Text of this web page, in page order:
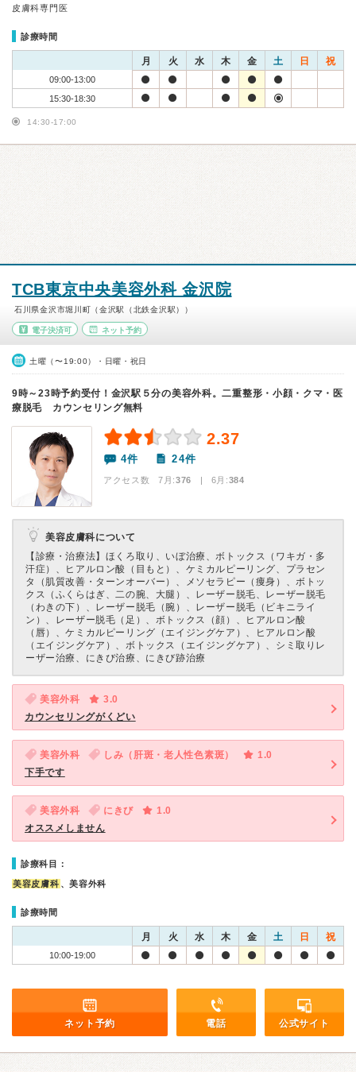
皮膚科専門医
診療時間
月 火 水 木 金 土 日 祝
09:00-13:00
15:30-18:30
14:30-17:00
TCB東京中央美容外科 金沢院
石川県金沢市堀川町（金沢駅（北鉄金沢駅））
電子決済可 ネット予約
土曜（〜19:00）・日曜・祝日
9時～23時予約受付！金沢駅５分の美容外科。二重整形・小顔・クマ・医
療脱毛 カウンセリング無料
2.37
4件 24件
アクセス数 7月:376 | 6月:384
美容皮膚科について
【診療・治療法】 ほくろ取り、いぼ治療、ボトックス（ワキガ・多
汗症）、ヒアルロン酸（目もと）、ケミカルピーリング、プラセン
タ（肌質改善・ターンオーバー）、メソセラピー（痩身）、ボトッ
クス（ふくらはぎ、二の腕、大腿）、レーザー脱毛、レーザー脱毛
（わきの下）、レーザー脱毛（腕）、レーザー脱毛（ビキニライ
ン）、レーザー脱毛（足）、ボトックス（顔）、ヒアルロン酸
（唇）、ケミカルピーリング（エイジングケア）、ヒアルロン酸
（エイジングケア）、ボトックス（エイジングケア）、シミ取りレ
ーザー治療、にきび治療、にきび跡治療
美容外科
3.0
カウンセリングがくどい
美容外科 しみ（肝斑・老人性色素斑）
1.0
下手です
美容外科 にきび
1.0
オススメしません
診療科目：
美容皮膚科 、美容外科
診療時間
月 火 水 木 金 土 日 祝
10:00-19:00
ネット予約 電話 公式サイト